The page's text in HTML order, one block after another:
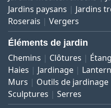
Jardins paysans
Jardins
Roserais
Vergers
Éléments de jardin
Chemins Clôtures
Haies
Jardinage
Murs
Outils de jardinage
Sculptures
Serres